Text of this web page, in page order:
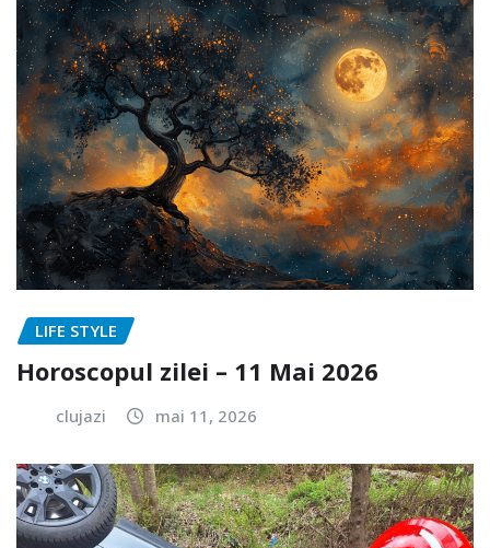
LIFE STYLE
Horoscopul zilei – 11 Mai 2026
clujazi mai 11, 2026